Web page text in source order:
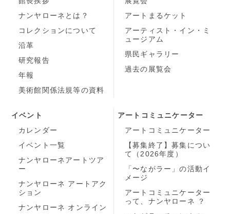
ナンヤローネとは？
コレクションについて
沿革
研究報告
年報
美術館関係法規等の資料
アートまるケット
アーティスト・イン・ミ
ュージアム
県民ギャラリー
過去の展覧会
イベント
カレンダー
イベント一覧
ナンヤローネアートツア
ー
ナンヤローネ アートアク
ション
ナンヤローネ オンライン
アートコミュニケーター
アートコミュニケーター
【募集終了】募集につい
て（2026年度）
「〜ながラー」の活動イ
メージ
アートコミュニケーター
って、ナンヤローネ ？